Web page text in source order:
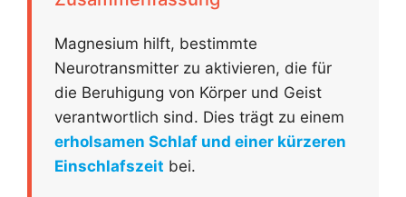
Magnesium hilft, bestimmte
Neurotransmitter zu aktivieren, die für
die Beruhigung von Körper und Geist
verantwortlich sind. Dies trägt zu einem
erholsamen Schlaf und einer kürzeren
Einschlafszeit bei.